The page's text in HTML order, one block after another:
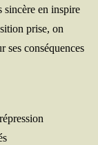
sin­cère en inspire
prise, on
ses conséquences